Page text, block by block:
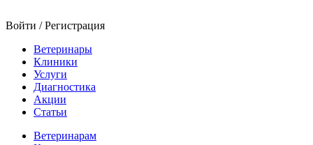
Войти / Регистрация
Ветеринары
Клиники
Услуги
Диагностика
Акции
Статьи
Ветеринарам